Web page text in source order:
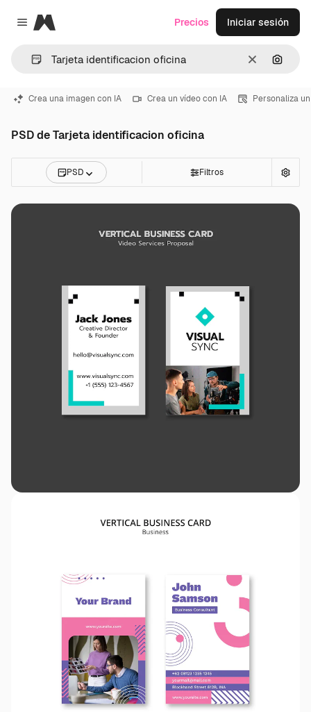
Close menu
Magnific
Borrar
Precios Iniciar sesión
Crea una imagen con IA Crea un vídeo con IA Personaliza
PSD de Tarjeta identificacion oficina
PSD Filtros